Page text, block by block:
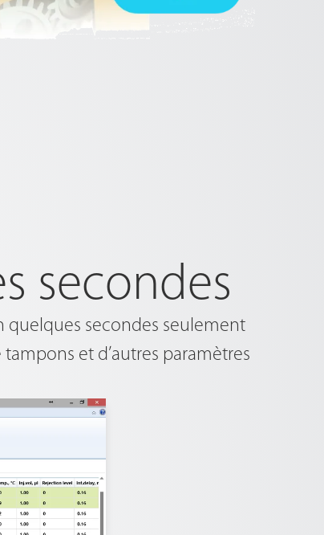
secondes
quelques secondes seulement
et d’autres paramètres